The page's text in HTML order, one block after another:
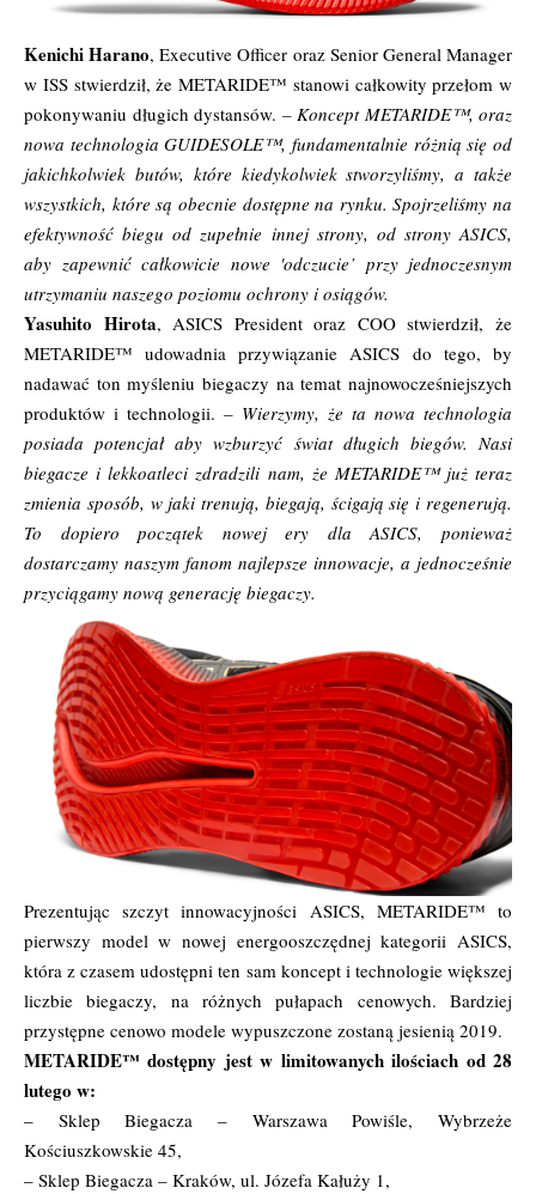
Kenichi Harano, Executive Officer oraz Senior General Manager
w ISS stwierdził, że METARIDE™ stanowi całkowity przełom w
pokonywaniu długich dystansów. – Koncept METARIDE™, oraz
nowa technologia GUIDESOLE™, fundamentalnie różnią się od
jakichkolwiek butów, które kiedykolwiek stworzyliśmy, a także
wszystkich, które są obecnie dostępne na rynku. Spojrzeliśmy na
efektywność biegu od zupełnie innej strony, od strony ASICS,
aby zapewnić całkowicie nowe 'odczucie’ przy jednoczesnym
utrzymaniu naszego poziomu ochrony i osiągów.
Yasuhito Hirota, ASICS President oraz COO stwierdził, że
METARIDE™ udowadnia przywiązanie ASICS do tego, by
nadawać ton myśleniu biegaczy na temat najnowocześniejszych
produktów i technologii. – Wierzymy, że ta nowa technologia
posiada potencjał aby wzburzyć świat długich biegów. Nasi
biegacze i lekkoatleci zdradzili nam, że METARIDE™ już teraz
zmienia sposób, w jaki trenują, biegają, ścigają się i regenerują.
To dopiero początek nowej ery dla ASICS, ponieważ
dostarczamy naszym fanom najlepsze innowacje, a jednocześnie
przyciągamy nową generację biegaczy.
Prezentując szczyt innowacyjności ASICS, METARIDE™ to
pierwszy model w nowej energooszczędnej kategorii ASICS,
która z czasem udostępni ten sam koncept i technologie większej
liczbie biegaczy, na różnych pułapach cenowych. Bardziej
przystępne cenowo modele wypuszczone zostaną jesienią 2019.
METARIDE™ dostępny jest w limitowanych ilościach od 28
lutego w:
– Sklep Biegacza – Warszawa Powiśle, Wybrzeże
Kościuszkowskie 45,
– Sklep Biegacza – Kraków, ul. Józefa Kałuży 1,